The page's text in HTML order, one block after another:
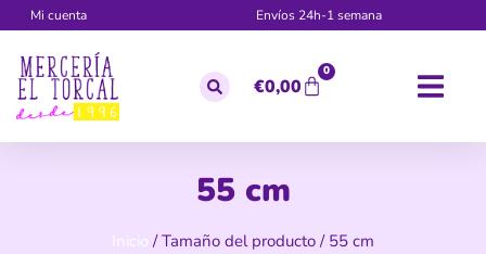
Mi cuenta Envíos 24h-1 semana
€0,00
0
55 cm
Inicio / Tamaño del producto / 55 cm